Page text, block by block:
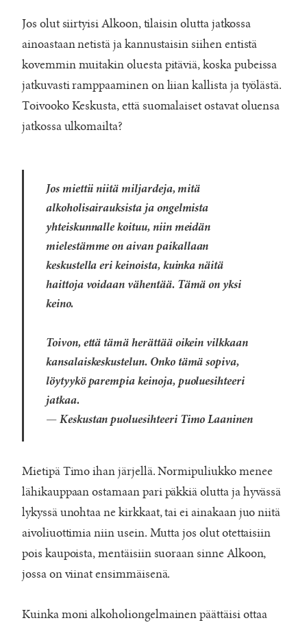
Jos olut siirtyisi Alkoon, tilaisin olutta jatkossa
ainoastaan netistä ja kannustaisin siihen entistä
kovemmin muitakin oluesta pitäviä, koska pubeissa
jatkuvasti ramppaaminen on liian kallista ja työlästä.
Toivooko Keskusta, että suomalaiset ostavat oluensa
jatkossa ulkomailta?
Jos miettii niitä miljardeja, mitä
alkoholisairauksista ja ongelmista
yhteiskunnalle koituu, niin meidän
mielestämme on aivan paikallaan
keskustella eri keinoista, kuinka näitä
haittoja voidaan vähentää. Tämä on yksi
keino.
Toivon, että tämä herättää oikein vilkkaan
kansalaiskeskustelun. Onko tämä sopiva,
löytyykö parempia keinoja, puoluesihteeri
jatkaa.
— Keskustan puoluesihteeri Timo Laaninen
Mietipä Timo ihan järjellä. Normipuliukko menee
lähikauppaan ostamaan pari päkkiä olutta ja hyvässä
lykyssä unohtaa ne kirkkaat, tai ei ainakaan juo niitä
aivoliuottimia niin usein. Mutta jos olut otettaisiin
pois kaupoista, mentäisiin suoraan sinne Alkoon,
jossa on viinat ensimmäisenä.
Kuinka moni alkoholiongelmainen päättäisi ottaa